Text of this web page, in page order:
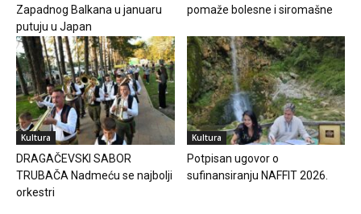
Zapadnog Balkana u januaru
putuju u Japan
pomaže bolesne i siromašne
Kultura
DRAGAČEVSKI SABOR
TRUBAČA Nadmeću se najbolji
orkestri
Kultura
Potpisan ugovor o
sufinansiranju NAFFIT 2026.